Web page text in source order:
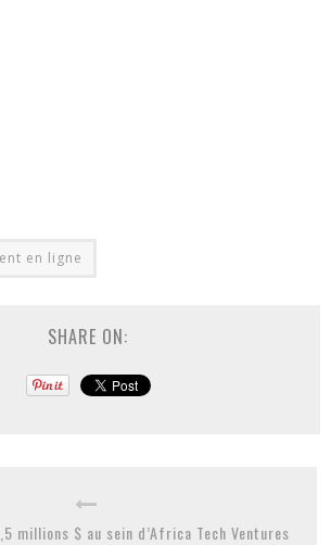
en ligne
SHARE ON:
millions $ au sein d’Africa Tech Ventures